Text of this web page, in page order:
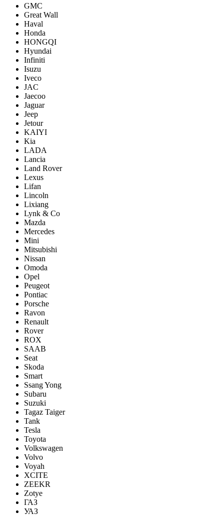
GMC
Great Wall
Haval
Honda
HONGQI
Hyundai
Infiniti
Isuzu
Iveco
JAC
Jaecoo
Jaguar
Jeep
Jetour
KAIYI
Kia
LADA
Lancia
Land Rover
Lexus
Lifan
Lincoln
Lixiang
Lynk & Co
Mazda
Mercedes
Mini
Mitsubishi
Nissan
Omoda
Opel
Peugeot
Pontiac
Porsсhe
Ravon
Renault
Rover
ROX
SAAB
Seat
Skoda
Smart
Ssang Yong
Subaru
Suzuki
Tagaz Taiger
Tank
Tesla
Toyota
Volkswagen
Volvo
Voyah
XCITE
ZEEKR
Zotye
ГАЗ
УАЗ